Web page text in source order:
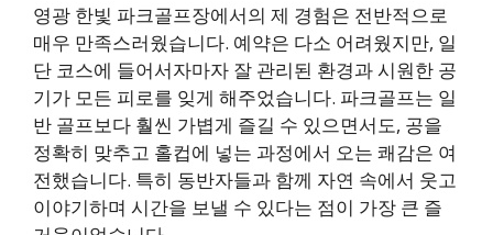
영광 한빛 파크골프장에서의 제 경험은 전반적으로
매우 만족스러웠습니다. 예약은 다소 어려웠지만, 일
단 코스에 들어서자마자 잘 관리된 환경과 시원한 공
기가 모든 피로를 잊게 해주었습니다. 파크골프는 일
반 골프보다 훨씬 가볍게 즐길 수 있으면서도, 공을
정확히 맞추고 홀컵에 넣는 과정에서 오는 쾌감은 여
전했습니다. 특히 동반자들과 함께 자연 속에서 웃고
이야기하며 시간을 보낼 수 있다는 점이 가장 큰 즐